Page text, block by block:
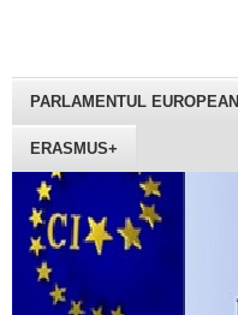
PARLAMENTUL EUROPEAN
ERASMUS+